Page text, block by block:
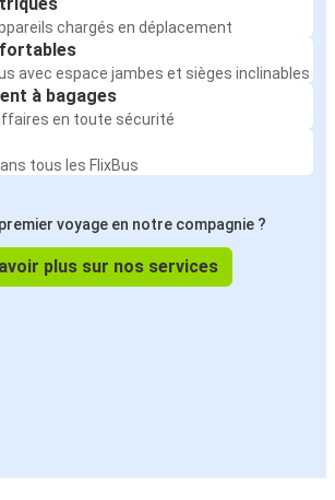
chargés en déplacement
avec espace jambes et sièges inclinables
à bagages
en toute sécurité
tous les FlixBus
voyage en notre compagnie ?
plus sur nos services